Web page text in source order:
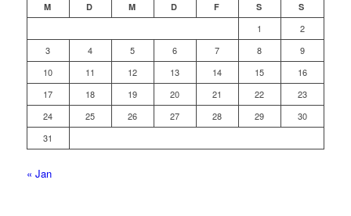
M D M D F S S
1
2
3
4 5 6 7 8
9
10
11 12 13 14 15
16
17
18 19 20 21 22
23
24
25 26 27 28 29
30
31
« Jan